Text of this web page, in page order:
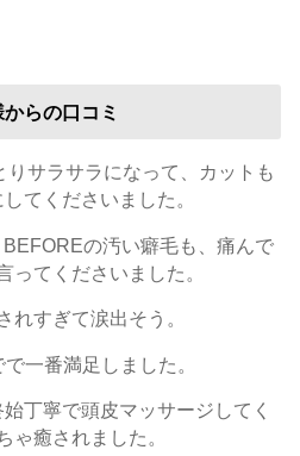
らの口コミ
りサラサラになって、カットも
てくださいました。
の汚い癖毛も、痛んで
ってくださいました。
れすぎて涙出そう。
一番満足しました。
丁寧で頭皮マッサージしてく
ゃ癒されました。